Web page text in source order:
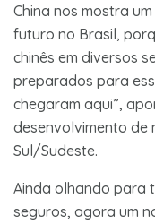
China nos mostra
futuro no Brasil,
chinês em diversos
preparados para
chegaram aqui”,
desenvolvimento de
Sul/Sudeste.
Ainda olhando para
seguros, agora um